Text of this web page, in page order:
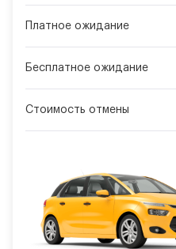
Платное ожидание
Бесплатное ожидание
Стоимость отмены